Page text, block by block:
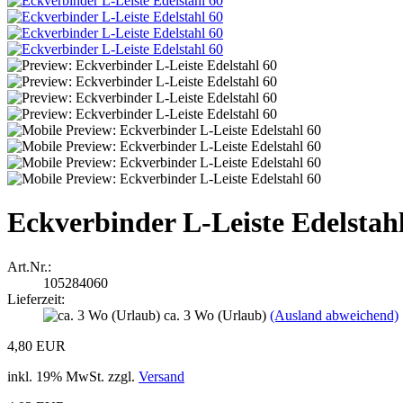
Eckverbinder L-Leiste
Art.Nr.:
105284060
Lieferzeit:
ca. 3 Wo (Urlaub) (Ausland abweichend)
4,80 EUR
inkl. 19% MwSt. zzgl. Versand